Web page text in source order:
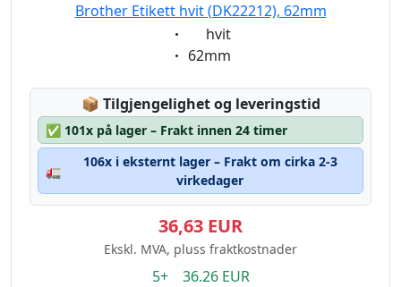
Brother Etikett hvit (DK22212), 62mm
Eigenschaft:
hvit
Eigenschaft:
62mm
📦 Lagerstatus:
Tilgjengelighet og leveringstid
✅ 101x på lager – Frakt innen 24 timer
🚛
106x i eksternt lager – Frakt om cirka 2-3
virkedager
36,63 EUR
Ekskl. MVA, pluss fraktkostnader
5+ 36.26 EUR